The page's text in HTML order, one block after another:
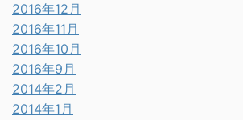
2016年12月
2016年11月
2016年10月
2016年9月
2014年2月
2014年1月